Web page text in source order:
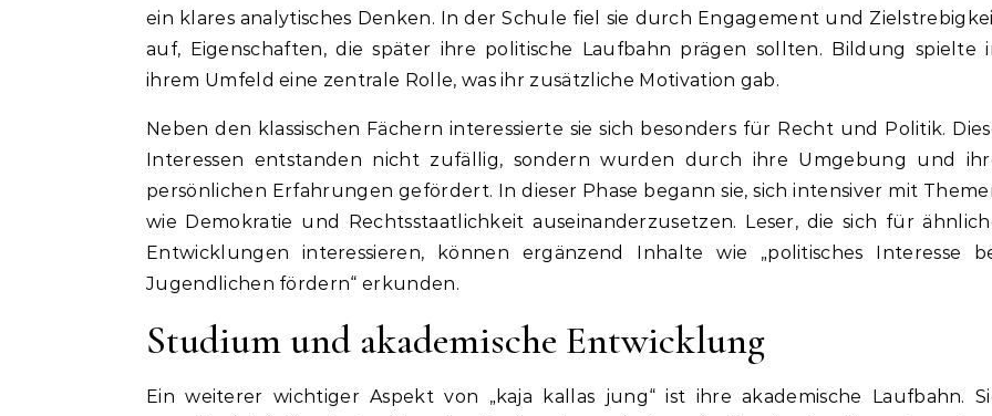
ein klares analytisches Denken. In der Schule fiel sie durch Engagement und
auf, Eigenschaften, die später ihre politische Laufbahn prägen sollten. Bildung spielte
ihrem Umfeld eine zentrale Rolle, was ihr zusätzliche Motivation gab.
Neben den klassischen Fächern interessierte sie sich besonders für Recht und Politik.
Interessen entstanden nicht zufällig, sondern wurden durch ihre Umgebung und
persönlichen Erfahrungen gefördert. In dieser Phase begann sie, sich intensiver mit
wie Demokratie und Rechtsstaatlichkeit auseinanderzusetzen. Leser, die sich für
Entwicklungen interessieren, können ergänzend Inhalte wie „politisches Interesse
Jugendlichen fördern“ erkunden.
Studium und akademische Entwicklung
Ein weiterer wichtiger Aspekt von „kaja kallas jung“ ist ihre akademische Laufbahn.